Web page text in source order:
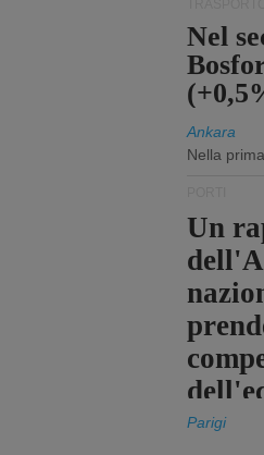
Nel
Ankara
Nella
Un
Parigi